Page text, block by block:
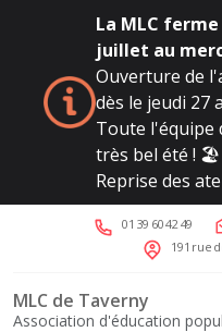
La MLC
juillet au
Ouverture de
dès le jeudi 27
Toute l'équipe
très bel été ! 🏖️
Reprise des
01 39 60 42 49
191 rue
MLC de Taverny
Association d'éducation